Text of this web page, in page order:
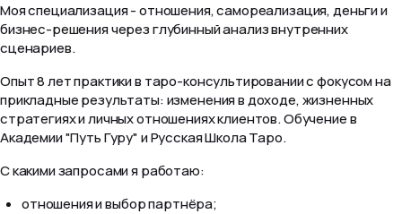
Моя специализация - отношения, самореализация, деньги и
бизнес-решения через глубинный анализ внутренних
сценариев.
Опыт 8 лет практики в таро-консультировании с фокусом на
прикладные результаты: изменения в доходе, жизненных
стратегиях и личных отношениях клиентов. Обучение в
Академии "Путь Гуру" и Русская Школа Таро.
С какими запросами я работаю:
отношения и выбор партнёра;